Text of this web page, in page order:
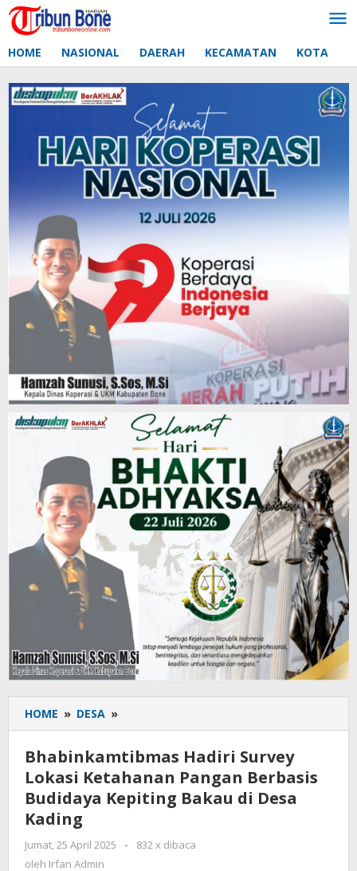
Lewati
ke
HOME NASIONAL DAERAH KECAMATAN KOTA
HOME » DESA »
Hadiri
Survey
Lokasi
Ketahanan
Pangan
Kepiting
Bhabinkamtibmas Hadiri Survey
Lokasi Ketahanan Pangan Berbasis
Budidaya Kepiting Bakau di Desa
Kading
Jumat, 25 April 2025
oleh
-
832 x dibaca
oleh Irfan Admin